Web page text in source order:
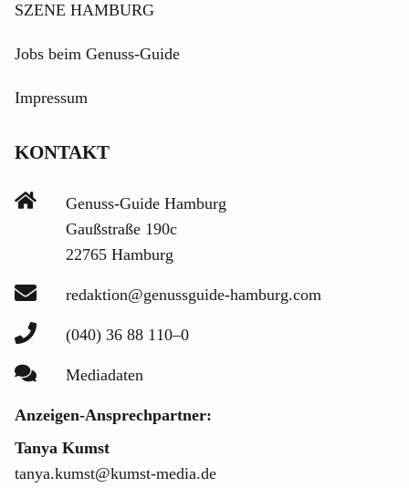
SZENE HAMBURG
Jobs beim Genuss-Guide
Impressum
KONTAKT
Genuss-Guide Hamburg
Gaußstraße 190c
22765 Hamburg
redaktion@genussguide-hamburg.com
(040) 36 88 110–0
Mediadaten
Anzeigen-Ansprechpartner:
Tanya Kumst
tanya.kumst@kumst-media.de